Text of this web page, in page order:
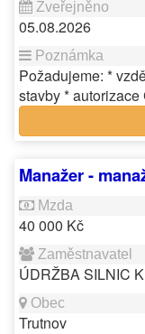
05.08.2026
Požadujeme: *
stavby *
Manažer -
40 000 Kč
ÚDRŽBA SILNIC
Trutnov